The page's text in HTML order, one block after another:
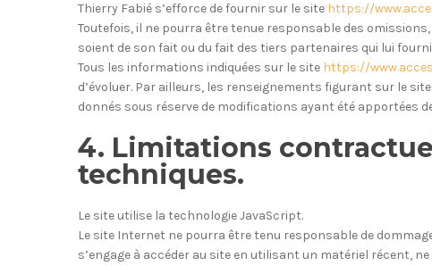
Thierry Fabié s’efforce de fournir sur le site https://
Toutefois, il ne pourra être tenue responsable des
soient de son fait ou du fait des tiers partenaires qui lui
Tous les informations indiquées sur le site https://
d’évoluer. Par ailleurs, les renseignements figurant sur le site
donnés sous réserve de modifications ayant été apportées
4. Limitations
techniques.
Le site utilise la technologie JavaScript.
Le site Internet ne pourra être tenu responsable de
s’engage à accéder au site en utilisant un matériel récent,